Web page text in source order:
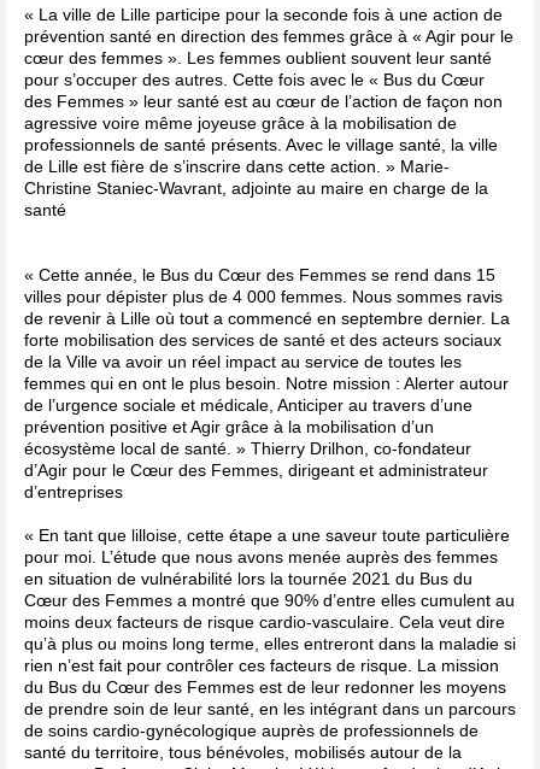
« La ville de Lille participe pour la seconde fois à une action de
prévention santé en direction des femmes grâce à « Agir pour le
cœur des femmes ». Les femmes oublient souvent leur santé
pour s’occuper des autres. Cette fois avec le « Bus du Cœur
des Femmes » leur santé est au cœur de l’action de façon non
agressive voire même joyeuse grâce à la mobilisation de
professionnels de santé présents. Avec le village santé, la ville
de Lille est fière de s’inscrire dans cette action. » Marie-
Christine Staniec-Wavrant, adjointe au maire en charge de la
santé
« Cette année, le Bus du Cœur des Femmes se rend dans 15
villes pour dépister plus de 4 000 femmes. Nous sommes ravis
de revenir à Lille où tout a commencé en septembre dernier. La
forte mobilisation des services de santé et des acteurs sociaux
de la Ville va avoir un réel impact au service de toutes les
femmes qui en ont le plus besoin. Notre mission : Alerter autour
de l’urgence sociale et médicale, Anticiper au travers d’une
prévention positive et Agir grâce à la mobilisation d’un
écosystème local de santé. » Thierry Drilhon, co-fondateur
d’Agir pour le Cœur des Femmes, dirigeant et administrateur
d’entreprises
« En tant que lilloise, cette étape a une saveur toute particulière
pour moi. L’étude que nous avons menée auprès des femmes
en situation de vulnérabilité lors la tournée 2021 du Bus du
Cœur des Femmes a montré que 90% d’entre elles cumulent au
moins deux facteurs de risque cardio-vasculaire. Cela veut dire
qu’à plus ou moins long terme, elles entreront dans la maladie si
rien n’est fait pour contrôler ces facteurs de risque. La mission
du Bus du Cœur des Femmes est de leur redonner les moyens
de prendre soin de leur santé, en les intégrant dans un parcours
de soins cardio-gynécologique auprès de professionnels de
santé du territoire, tous bénévoles, mobilisés autour de la